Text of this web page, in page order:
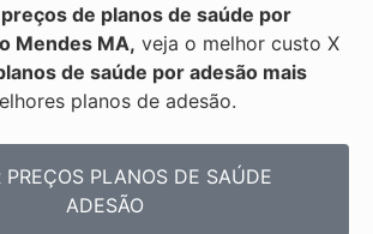
de planos de saúde por
Mendes MA, veja o melhor custo X
de saúde por adesão mais
planos de adesão.
PREÇOS PLANOS DE SAÚDE
ADESÃO